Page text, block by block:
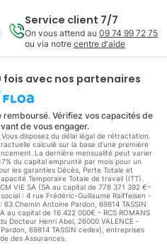
Service client 7/7
On vous attend au 09 74 99 72 75
ou via notre centre d'aide
avec nos partenaires
Vérifiez vos capacités de
de vous engager.
disposez du délai légal de rétractation.
calculé sur la base d'une première
La dernière mensualité peut varier
du capital emprunté par mois pour un
les garanties Décès, Perte Totale et
Temporaire Totale de travail (ITT).
VIE SA (SA au capital de 778 371 392 €–
social : 4 rue Frédéric-Guillaume Raiffeisen -
63 Chemin Antoine Pardon, 69814 TASSIN
au capital de 16 422 000€ – RCS ROMANS
Docteur Henri Abel, 26000 VALENCE -
69814 TASSIN cedex), entreprises
des Assurances.